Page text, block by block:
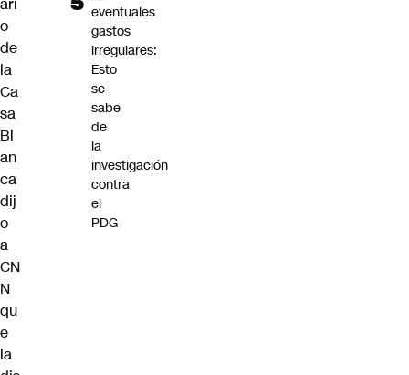
o
de
la
Ca
sa
Bl
an
ca
dij
o
a
CN
N
qu
e
la
eventuales
gastos
irregulares:
Esto
se
sabe
de
la
investigación
contra
el
PDG